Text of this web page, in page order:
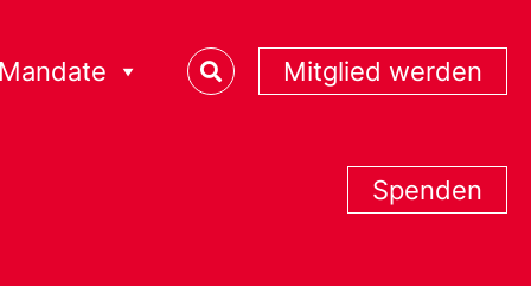
Mandate Mitglied werden
Spenden